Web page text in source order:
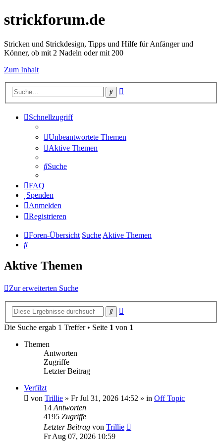
strickforum.de
Stricken und Strickdesign, Tipps und Hilfe für Anfänger und
Könner, ob mit 2 Nadeln oder mit 200
Zum Inhalt
Suche
Schnellzugriff
Unbeantwortete Themen
Aktive Themen
Suche
FAQ
Spenden
Anmelden
Registrieren
Foren-Übersicht SucheAktive Themen
Suche
Aktive Themen
Zur erweiterten Suche
Suche
Die Suche ergab 1 Treffer • Seite 1 von 1
Themen
Antworten
Zugriffe
Letzter Beitrag
Verfilzt
von Trillie » Fr Jul 31, 2026 14:52 » in Off Topic
14 Antworten
4195 Zugriffe
Letzter Beitrag von Trillie
Fr Aug 07, 2026 10:59